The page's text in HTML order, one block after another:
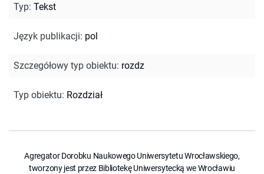
Typ: Tekst
Język publikacji: pol
Szczegółowy typ obiektu: rozdz
Typ obiektu: Rozdział
Agregator Dorobku Naukowego Uniwersytetu Wrocławskiego,
tworzony jest przez Bibliotekę Uniwersytecką we Wrocławiu